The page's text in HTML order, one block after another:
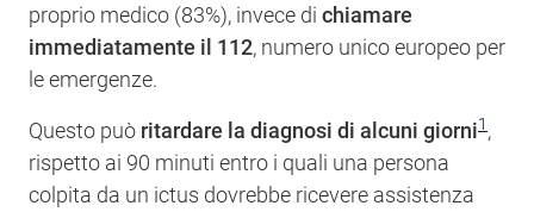
proprio medico (83%), invece di chiamare
immediatamente il 112, numero unico europeo per
le emergenze.
Questo può ritardare la diagnosi di alcuni giorni1 ,
rispetto ai 90 minuti entro i quali una persona
colpita da un ictus dovrebbe ricevere assistenza